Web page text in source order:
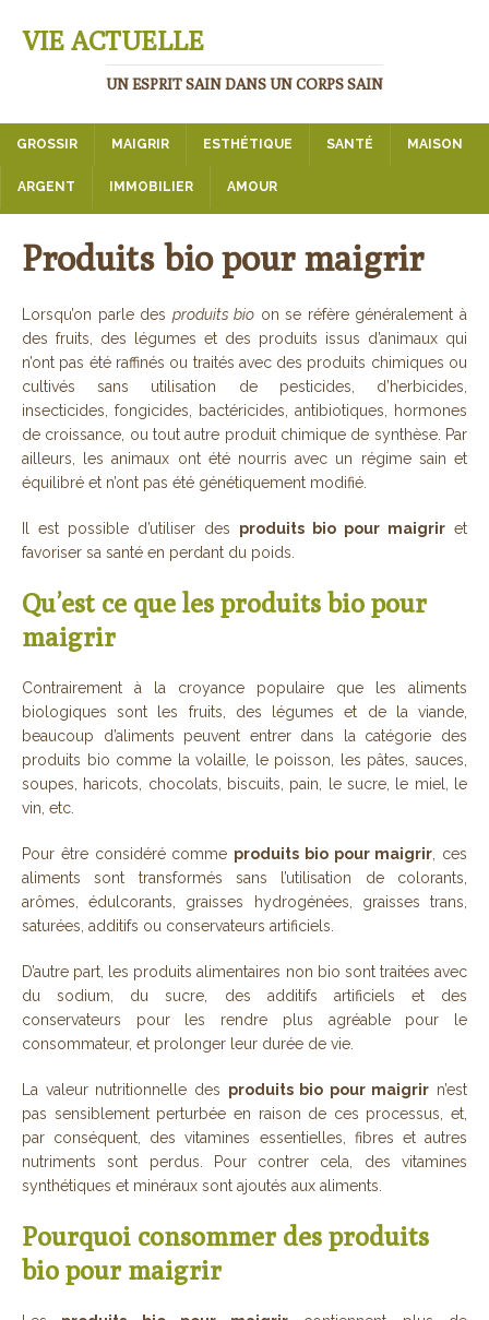
VIE ACTUELLE
UN ESPRIT SAIN DANS UN CORPS SAIN
GROSSIR MAIGRIR ESTHÉTIQUE SANTÉ MAISON
ARGENT IMMOBILIER AMOUR
Produits bio pour maigrir
Lorsqu’on parle des produits bio on se réfère généralement à
des fruits, des légumes et des produits issus d’animaux qui
n’ont pas été raffinés ou traités avec des produits chimiques ou
cultivés sans utilisation de pesticides, d’herbicides,
insecticides, fongicides, bactéricides, antibiotiques, hormones
de croissance, ou tout autre produit chimique de synthèse. Par
ailleurs, les animaux ont été nourris avec un régime sain et
équilibré et n’ont pas été génétiquement modifié.
Il est possible d’utiliser des produits bio pour maigriret
favoriser sa santé en perdant du poids.
Qu’est ce que les produits bio pour
maigrir
Contrairement à la croyance populaire que les aliments
biologiques sont les fruits, des légumes et de la viande,
beaucoup d’aliments peuvent entrer dans la catégorie des
produits bio comme la volaille, le poisson, les pâtes, sauces,
soupes, haricots, chocolats, biscuits, pain, le sucre, le miel, le
vin, etc.
Pour être considéré comme produits bio pour maigrir , ces
aliments sont transformés sans l’utilisation de colorants,
arômes, édulcorants, graisses hydrogénées, graisses trans,
saturées, additifs ou conservateurs artificiels.
D’autre part, les produits alimentaires non bio sont traitées avec
du sodium, du sucre, des additifs artificiels et des
conservateurs pour les rendre plus agréable pour le
consommateur, et prolonger leur durée de vie.
La valeur nutritionnelle des produits bio pour maigrir n’est
pas sensiblement perturbée en raison de ces processus, et,
par conséquent, des vitamines essentielles, fibres et autres
nutriments sont perdus. Pour contrer cela, des vitamines
synthétiques et minéraux sont ajoutés aux aliments.
Pourquoi consommer des produits
bio pour maigrir